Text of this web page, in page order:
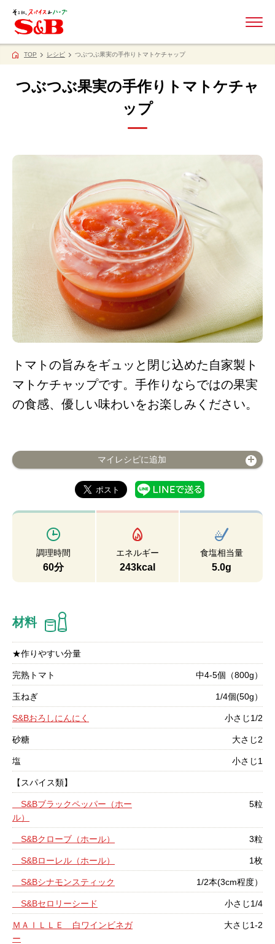
TOP レシピ つぶつぶ果実の手作りトマトケチャップ
つぶつぶ果実の手作りトマトケチャ
ップ
トマトの旨みをギュッと閉じ込めた自家製ト
マトケチャップです。手作りならではの果実
の食感、優しい味わいをお楽しみください。
マイレシピに追加
調理時間
60分
エネルギー
243kcal
食塩相当量
5.0g
材料
★作りやすい分量
完熟トマト 中4-5個（800g）
玉ねぎ 1/4個(50g）
S&Bおろしにんにく 小さじ1/2
砂糖 大さじ2
塩 小さじ1
【スパイス類】
S&Bブラックペッパー（ホー
ル）
5粒
S&Bクローブ（ホール） 3粒
S&Bローレル（ホール） 1枚
S&Bシナモンスティック 1/2本(3cm程度）
S&Bセロリーシード 小さじ1/4
ＭＡＩＬＬＥ 白ワインビネガ
ー
大さじ1-2